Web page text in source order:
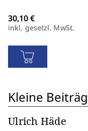
inkl. gesetzl. MwSt.
Kleine
Ulrich Häde